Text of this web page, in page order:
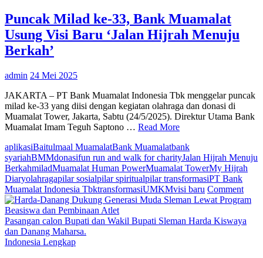
2025
dengan
Tebar
Cashback
dan
Menarik
Puncak Milad ke-33, Bank Muamalat
Usung Visi Baru ‘Jalan Hijrah Menuju
Berkah’
admin 24 Mei 2025
JAKARTA – PT Bank Muamalat Indonesia Tbk menggelar puncak
milad ke-33 yang diisi dengan kegiatan olahraga dan donasi di
Muamalat Tower, Jakarta, Sabtu (24/5/2025). Direktur Utama Bank
Muamalat Imam Teguh Saptono … Read More
aplikasiBaitulmaal MuamalatBank Muamalatbank
syariahBMMdonasifun run and walk for charityJalan Hijrah Menuju
BerkahmiladMuamalat Human PowerMuamalat TowerMy Hijrah
Diaryolahragapilar sosialpilar spiritualpilar transformasiPT Bank
Muamalat Indonesia TbktransformasiUMKMvisi baru Commenton
ke-
Pasangan calon Bupati dan Wakil Bupati Sleman Harda Kiswaya
dan Danang Maharsa.
Indonesia Lengkap